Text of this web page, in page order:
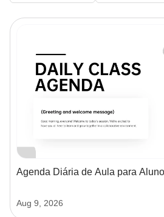
Agenda Diária de Aula para
Aug 9, 2026